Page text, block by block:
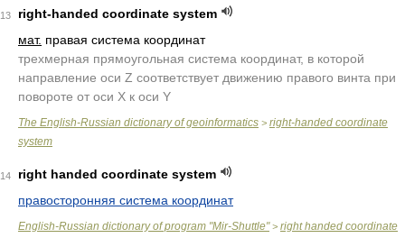
13
right-handed coordinate system
мат. правая система координат
трехмерная прямоугольная система координат, в которой
направление оси Z соответствует движению правого винта при
повороте от оси X к оси Y
The English-Russian dictionary of geoinformatics > right-handed coordinate
system
14
right handed coordinate system
правосторонняя система координат
English-Russian dictionary of program "Mir-Shuttle"> right handed coordinate